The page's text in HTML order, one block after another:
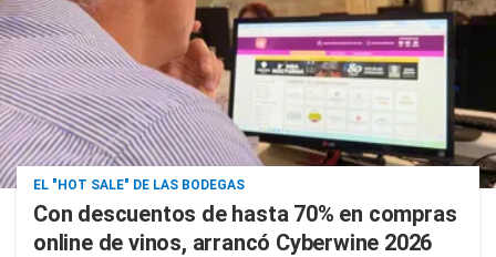
EL "HOT SALE" DE LAS BODEGAS
Con descuentos de hasta 70% en compras
online de vinos, arrancó Cyberwine 2026